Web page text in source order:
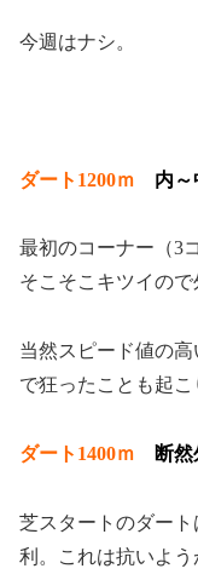
今週はナシ。
ダート1200ｍ 内～
最初のコーナー（3
そこそこキツイので
当然スピード値の
で狂ったことも起こ
ダート1400ｍ 断
芝スタートのダー
利。これは抗いよう